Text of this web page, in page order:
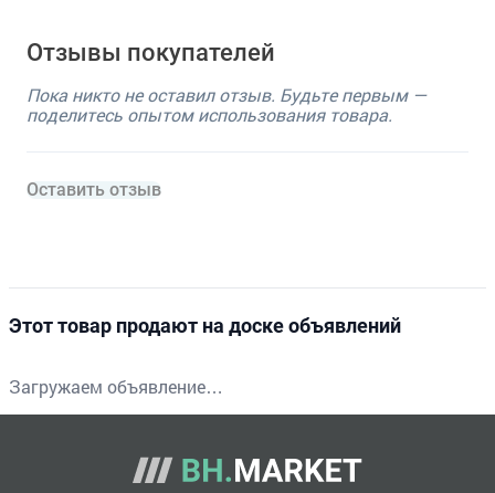
Отзывы покупателей
Пока никто не оставил отзыв. Будьте первым —
поделитесь опытом использования товара.
Оставить отзыв
Этот товар продают на доске объявлений
Загружаем объявление…